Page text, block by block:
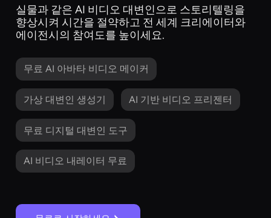
실물과 같은 AI 비디오 대변인으로 스토리텔링을
향상시켜 시간을 절약하고 전 세계 크리에이터와
에이전시의 참여도를 높이세요.
무료 AI 아바타 비디오 메이커
가상 대변인 생성기 AI 기반 비디오 프리젠터
무료 디지털 대변인 도구
AI 비디오 내레이터 무료